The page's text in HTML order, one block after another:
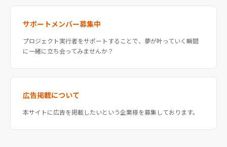
サポートメンバー募集中
プロジェクト実行者をサポートすることで、夢が叶っていく瞬間
に一緒に立ち会ってみませんか？
広告掲載について
本サイトに広告を掲載したいという企業様を募集しております。